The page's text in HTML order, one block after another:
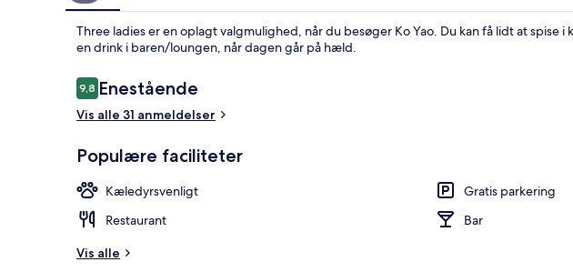
Overnatningsstedets facade
Three ladies er en oplagt valgmulighed, når du besøger Ko Yao. Du kan få lidt at spise
en drink i baren/loungen, når dagen går på hæld.
Anmeldelser
9,89,8 ud af 10.
Enestående
Vis alle 31 anmeldelser
Populære faciliteter
Kæledyrsvenligt
Gratis parkering
Restaurant
Bar
Vis alle